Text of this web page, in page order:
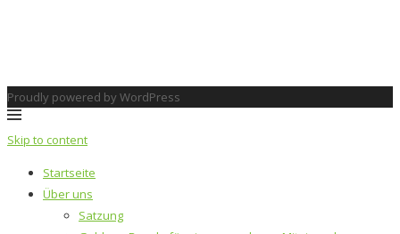
Proudly powered by WordPress
Skip to content
Startseite
Über uns
Satzung